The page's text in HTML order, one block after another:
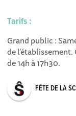
Tarifs :
Grand public :
de
de 14h à 17h30.
FÊTE DE LA